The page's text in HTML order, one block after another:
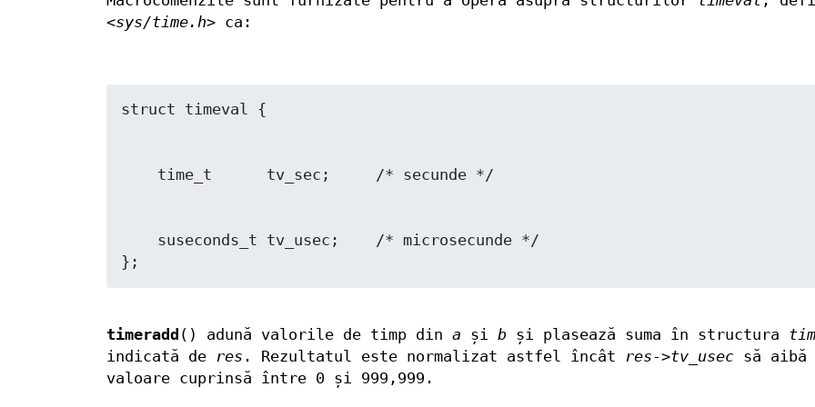
<sys/time.h> ca:
timeradd () adună valorile de timp din a și b și plasează suma în structura
indicată de res . Rezultatul este normalizat astfel încât res->tv_usec să aibă
valoare cuprinsă între 0 și 999,999.